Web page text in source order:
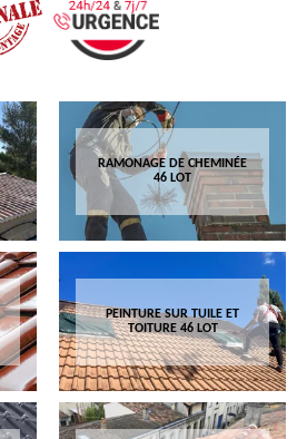
RAMONAGE DE CHEMINÉE
46 LOT
PEINTURE SUR TUILE ET
TOITURE 46 LOT